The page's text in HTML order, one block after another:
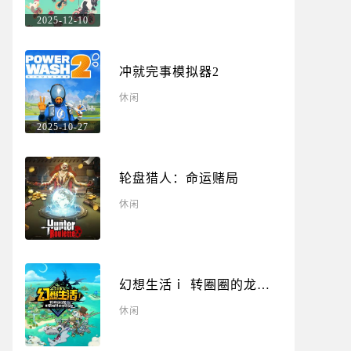
2025-12-10
2025-10-27
冲就完事模拟器2
休闲
轮盘猎人：命运赌局
休闲
幻想生活ｉ 转圈圈的龙和
偷取时间的少女
休闲